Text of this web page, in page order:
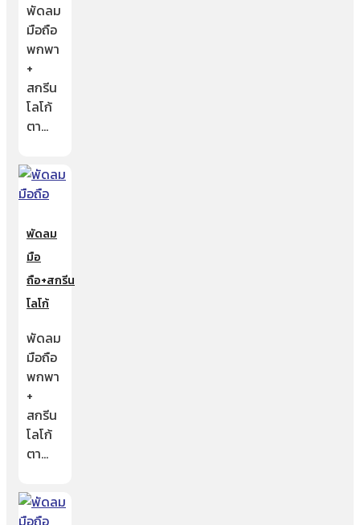
พัดลม
มือถือ
พกพา
+
สกรีน
โลโก้
ตา…
พัดลม
มือ
ถือ+สกรีน
โลโก้
พัดลม
มือถือ
พกพา
+
สกรีน
โลโก้
ตา…